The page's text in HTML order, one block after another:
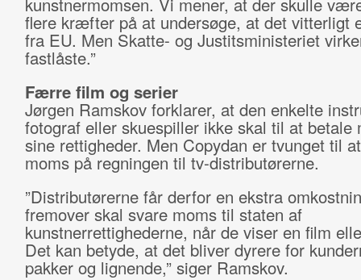
flere kræfter på at undersøge, at det vitterligt
fra EU. Men Skatte- og Justitsministeriet
fastlåste.”
Færre film og serier
Jørgen Ramskov forklarer, at den enkelte
fotograf eller skuespiller ikke skal til at betale
sine rettigheder. Men Copydan er tvunget til
moms på regningen til tv-distributørerne.
”Distributørerne får derfor en ekstra
fremover skal svare moms til staten af
kunstnerrettighederne, når de viser en film
Det kan betyde, at det bliver dyrere for
pakker og lignende,” siger Ramskov.